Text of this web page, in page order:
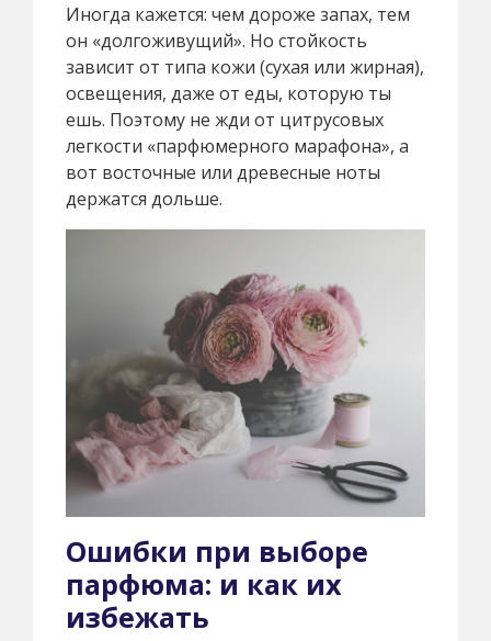
Иногда кажется: чем дороже запах, тем
он «долгоживущий». Но стойкость
зависит от типа кожи (сухая или жирная),
освещения, даже от еды, которую ты
ешь. Поэтому не жди от цитрусовых
легкости «парфюмерного марафона», а
вот восточные или древесные ноты
держатся дольше.
Ошибки при выборе
парфюма: и как их
избежать